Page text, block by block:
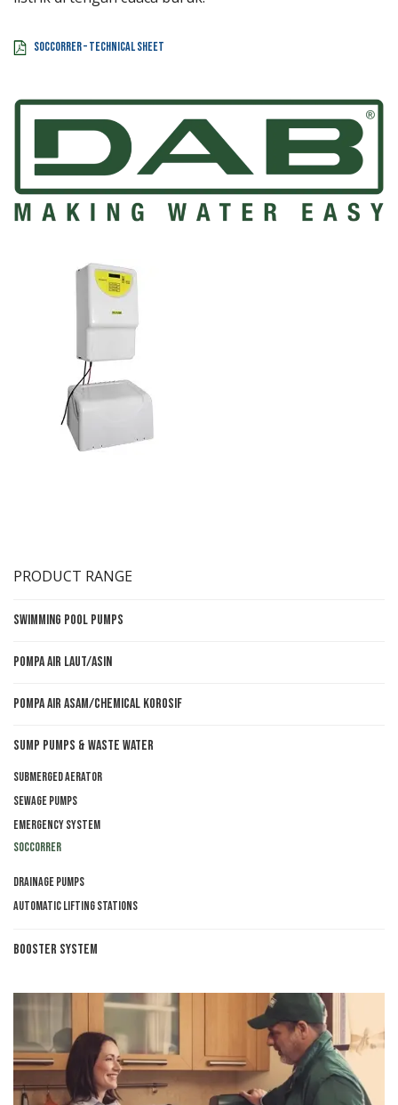
Soccorrer – technical sheet
PRODUCT RANGE
Swimming Pool Pumps
Pompa Air Laut/Asin
Pompa Air Asam/Chemical Korosif
Sump Pumps & Waste Water
Submerged aerator
Sewage pumps
Emergency system
Soccorrer
Drainage pumps
Automatic lifting stations
Booster System